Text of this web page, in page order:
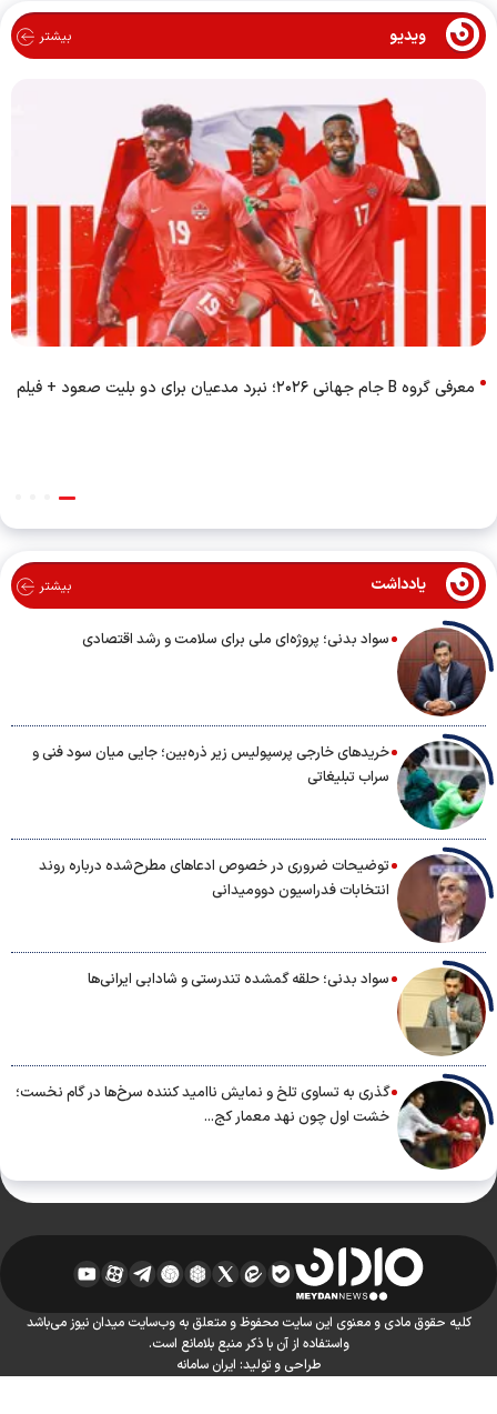
ویدیو بیشتر
معرفی گروه B جام جهانی ۲۰۲۶؛ نبرد مدعیان برای دو بلیت صعود + فیلم
یادداشت بیشتر
سواد بدنی؛ پروژه‌ای ملی برای سلامت و رشد اقتصادی
خریدهای خارجی پرسپولیس زیر ذره‌بین؛ جایی میان سود فنی و
سراب تبلیغاتی
توضیحات ضروری در خصوص ادعاهای مطرح‌شده درباره روند
انتخابات فدراسیون دوومیدانی
سواد بدنی؛ حلقه گمشده تندرستی و شادابی ایرانی‌ها
گذری به تساوی تلخ و نمایش ناامید کننده سرخ‌ها در گام نخست؛
خشت اول چون نهد معمار کج...
کلیه حقوق مادی و معنوی این سایت محفوظ و متعلق به وب‌سایت میدان نیوز می‌باشد
واستفاده از آن با ذکر منبع بلامانع است.
طراحی و تولید:ایران سامانه